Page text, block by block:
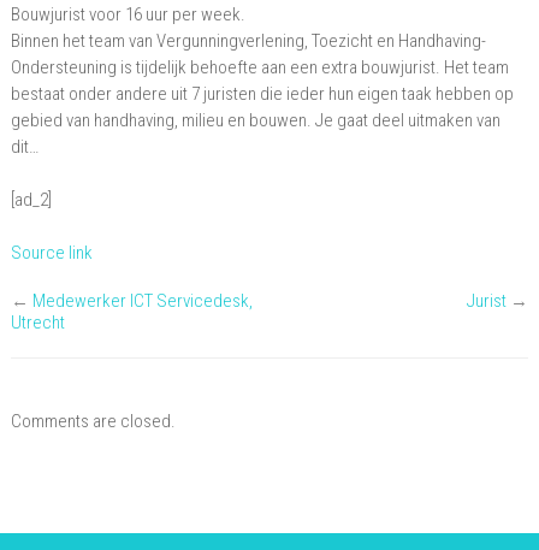
Bouwjurist voor 16 uur per week.
Binnen het team van Vergunningverlening, Toezicht en Handhaving-
Ondersteuning is tijdelijk behoefte aan een extra bouwjurist. Het team
bestaat onder andere uit 7 juristen die ieder hun eigen taak hebben op
gebied van handhaving, milieu en bouwen. Je gaat deel uitmaken van
dit…
[ad_2]
Source link
← Medewerker ICT Servicedesk,
Utrecht
Jurist →
Comments are closed.